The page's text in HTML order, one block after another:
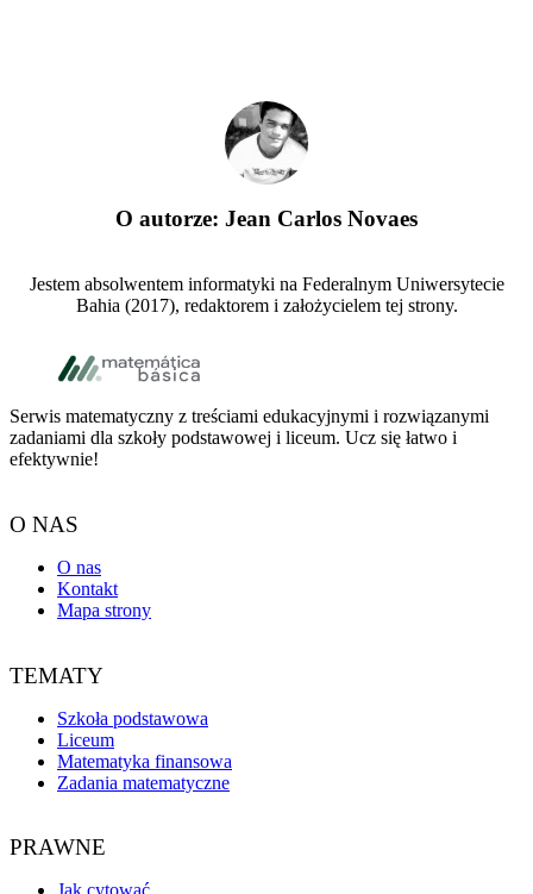
O autorze: Jean Carlos Novaes
Jestem absolwentem informatyki na Federalnym Uniwersytecie
Bahia (2017), redaktorem i założycielem tej strony.
Stopka
Serwis matematyczny z treściami edukacyjnymi i rozwiązanymi
zadaniami dla szkoły podstawowej i liceum. Ucz się łatwo i
efektywnie!
O NAS
O nas
Kontakt
Mapa strony
TEMATY
Szkoła podstawowa
Liceum
Matematyka finansowa
Zadania matematyczne
PRAWNE